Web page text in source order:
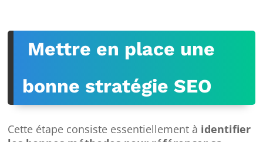
Mettre en place une
bonne stratégie SEO
Cette étape consiste essentiellement à identifier